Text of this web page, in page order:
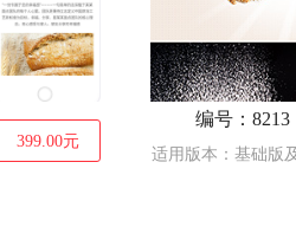
399.00元
编号：8213
适用版本：基础版